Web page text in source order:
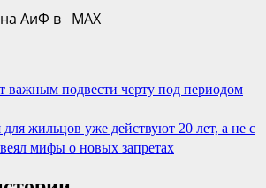
АиФ в MAX
важным подвести черту под периодом
жильцов уже действуют 20 лет, а не с
мифы о новых запретах